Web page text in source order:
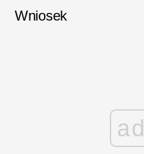
Wniosek
ad